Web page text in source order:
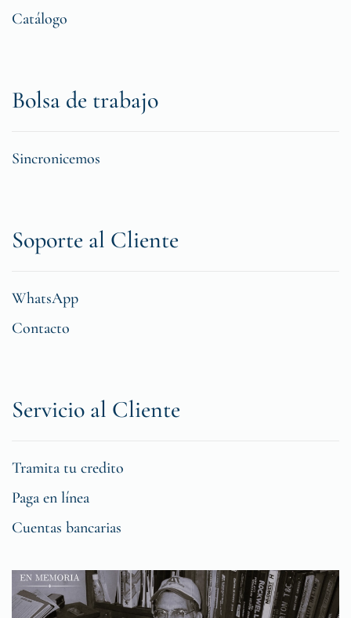
Catálogo
Bolsa de trabajo
Sincronicemos
Soporte al Cliente
WhatsApp
Contacto
Servicio al Cliente
Tramita tu credito
Paga en línea
Cuentas bancarias